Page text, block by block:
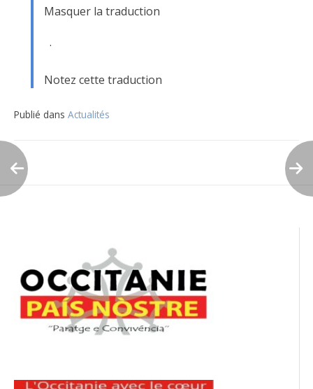
Masquer la traduction
·
Notez cette traduction
Publié dans Actualités
Navigation
de